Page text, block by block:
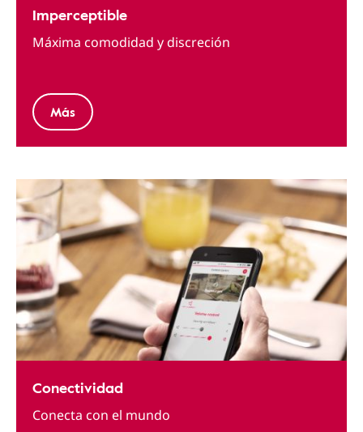
Imperceptible
Máxima comodidad y discreción
Más
Conectividad
Conecta con el mundo